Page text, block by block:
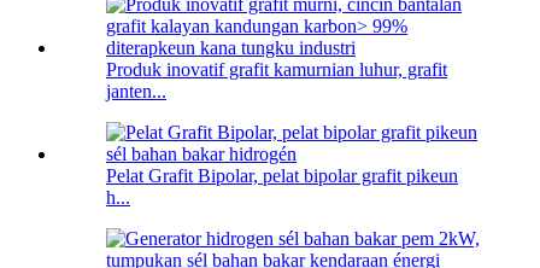
Produk inovatif grafit kamurnian luhur, grafit
janten...
Pelat Grafit Bipolar, pelat bipolar grafit pikeun
h...